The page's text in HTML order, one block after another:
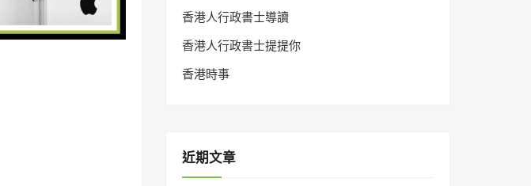
香港人行政書士導讀
香港人行政書士提提你
香港時事
近期文章